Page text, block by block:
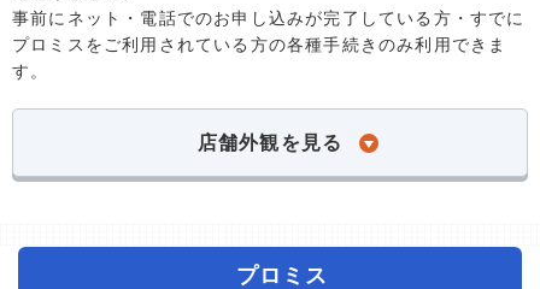
事前にネット・電話でのお申し込みが完了している方・すでに
プロミスをご利用されている方の各種手続きのみ利用できま
す。
店舗外観を見る
プロミス